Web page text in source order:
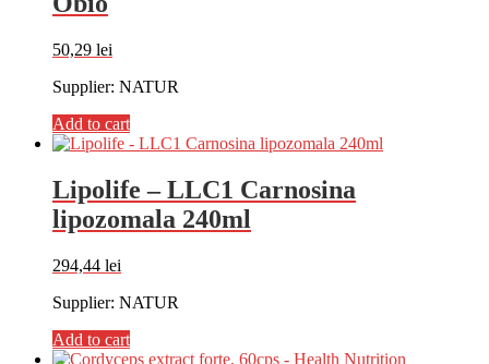
50,29 lei
Supplier: NATUR
Add to cart
Lipolife – LLC1 Carnosina
lipozomala 240ml
294,44 lei
Supplier: NATUR
Add to cart